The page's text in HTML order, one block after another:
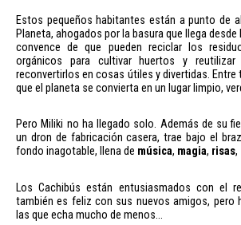
Estos pequeños habitantes están a punto de
Planeta, ahogados por la basura que llega desde
convence de que pueden reciclar los
orgánicos para cultivar huertos y
reconvertirlos en cosas útiles y divertidas.
que el planeta se convierta en un lugar limpio,
Pero Miliki no ha llegado solo. Además de su
un dron de fabricación casera, trae bajo el
fondo inagotable, llena de música, magia, risas,
Los Cachibús están entusiasmados con el
también es feliz con sus nuevos amigos, pero
las que echa mucho de menos…